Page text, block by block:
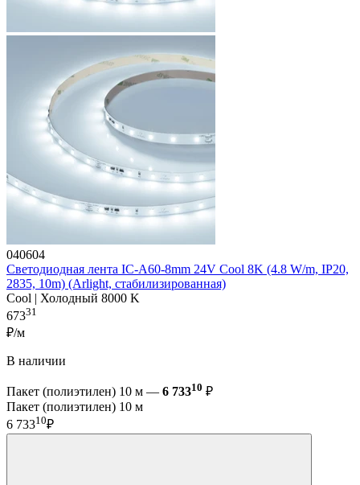
040604
Светодиодная лента IC-A60-8mm 24V Cool 8K (4.8 W/m, IP20,
2835, 10m) (Arlight, стабилизированная)
Cool | Холодный 8000 K
67331
₽/м
В наличии
Пакет (полиэтилен) 10 м — 6 73310 ₽
Пакет (полиэтилен) 10 м
6 73310₽